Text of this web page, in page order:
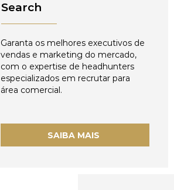
Search
Garanta os melhores executivos de
vendas e marketing do mercado,
com o expertise de headhunters
especializados em recrutar para
área comercial.
SAIBA MAIS